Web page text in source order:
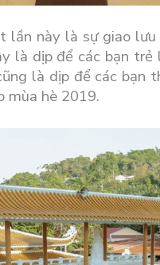
lần này là sự giao
là dịp để các bạn
là dịp để các bạn
mùa hè 2019.